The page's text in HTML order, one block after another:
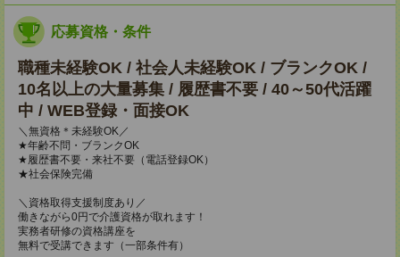
応募資格・条件
職種未経験OK / 社会人未経験OK / ブランクOK /
10名以上の大量募集 / 履歴書不要 / 40～50代活躍
中 / WEB登録・面接OK
＼無資格＊未経験OK／
★年齢不問・ブランクOK
★履歴書不要・来社不要（電話登録OK）
★社会保険完備
＼資格取得支援制度あり／
働きながら0円で介護資格が取れます！
実務者研修の資格講座を
無料で受講できます（一部条件有）